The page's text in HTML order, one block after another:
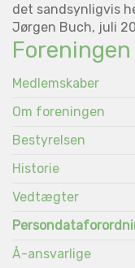
Foreningen
Medlemskaber
Om foreningen
Bestyrelsen
Historie
Vedtægter
Å-ansvarlige
det sandsynligvis
Jørgen Buch, juli